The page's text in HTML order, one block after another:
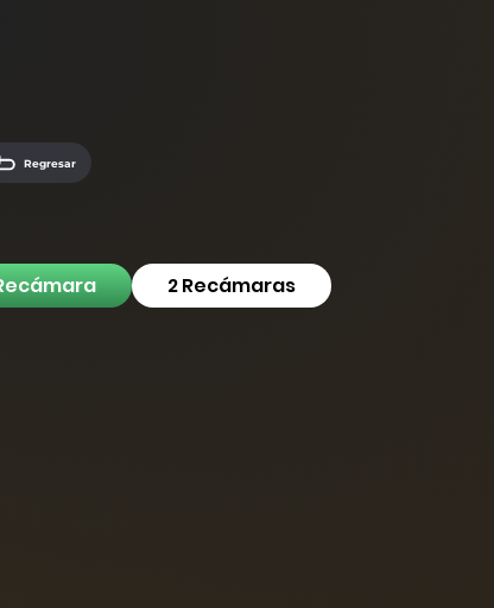
Regresar
2 Recámaras